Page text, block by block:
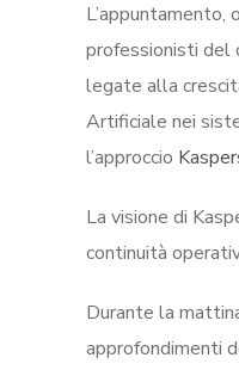
professionisti del
legate alla
Artificiale nei
l’approccio
La visione di
continuità
Durante la
approfondimenti